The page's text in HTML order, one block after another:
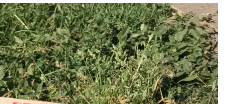
publication :